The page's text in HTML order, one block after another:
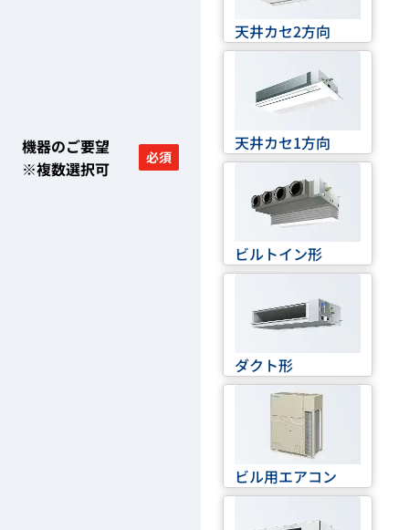
機器のご要望
※複数選択可
必須
天井カセ2方向
天井カセ1方向
ビルトイン形
ダクト形
ビル用エアコン